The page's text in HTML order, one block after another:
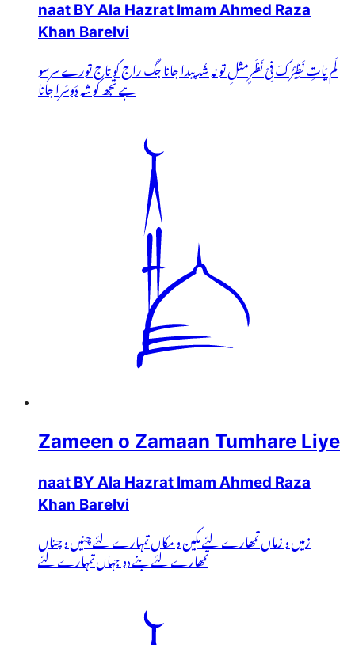
naat BY Ala Hazrat Imam Ahmed Raza
Khan Barelvi
لَم یَاتِ نَظِیْرُکَ فِیْ نَظَرٍمثلِ تو نہ شُد پیدا جانا جگ راج کو تاج تورے سرسو
ہے تجھ کو شہ دَوسَرا جانا
Zameen o Zamaan Tumhare Liye
naat BY Ala Hazrat Imam Ahmed Raza
Khan Barelvi
زمیں و زماں تمھارے لئے مکین و مکاں تمہارے لئے چنیں و چناں
تمھارے لئے بنے دو جہاں تمہارے لئے